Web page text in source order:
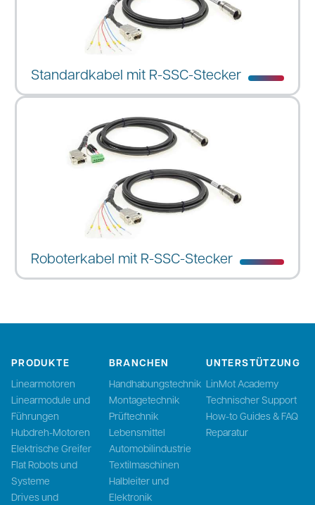
Standardkabel mit R-SSC-Stecker
Roboterkabel mit R-SSC-Stecker
PRODUKTE
Linearmotoren
Linearmodule und
Führungen
Hubdreh-Motoren
Elektrische Greifer
Flat Robots und
Systeme
Drives und
BRANCHEN
Handhabungstechnik
Montagetechnik
Prüftechnik
Lebensmittel
Automobilindustrie
Textilmaschinen
Halbleiter und
Elektronik
UNTERSTÜTZUNG
LinMot Academy
Technischer Support
How-to Guides & FAQ
Reparatur